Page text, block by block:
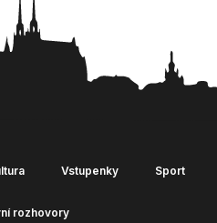
Vstupenky Sport
rozhovory